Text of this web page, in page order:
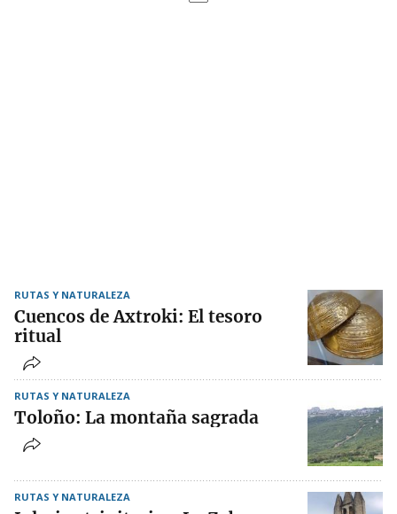
RUTAS Y NATURALEZA
Cuencos de Axtroki: El tesoro
ritual
RUTAS Y NATURALEZA
Toloño: La montaña sagrada
RUTAS Y NATURALEZA